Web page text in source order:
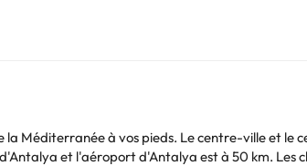
Méditerranée à vos pieds. Le centre-ville et le
et l'aéroport d'Antalya est à 50 km. Les